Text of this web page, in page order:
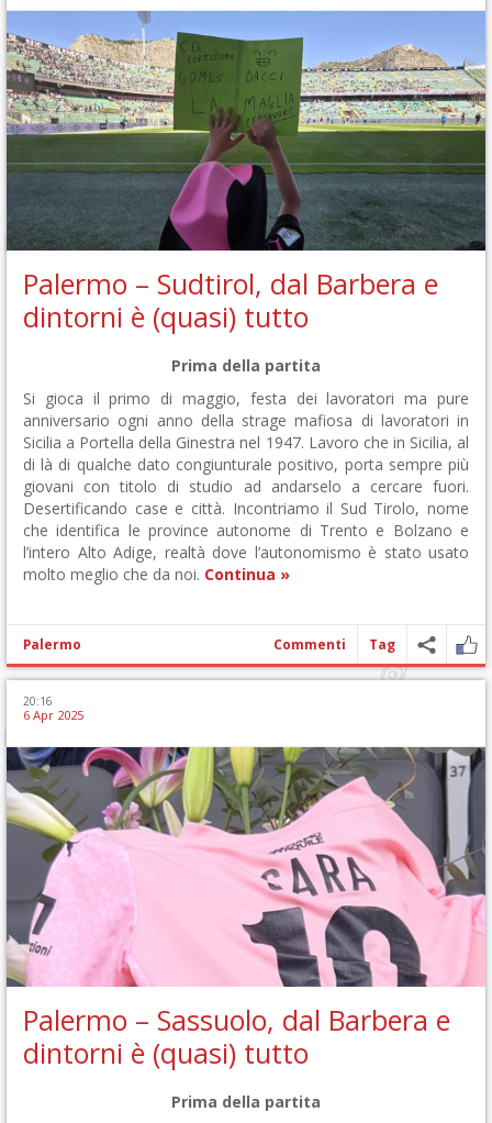
Palermo – Sudtirol, dal Barbera e
dintorni è (quasi) tutto
Prima della partita
Si gioca il primo di maggio, festa dei lavoratori ma pure
anniversario ogni anno della strage mafiosa di lavoratori in
Sicilia a Portella della Ginestra nel 1947. Lavoro che in Sicilia, al
di là di qualche dato congiunturale positivo, porta sempre più
giovani con titolo di studio ad andarselo a cercare fuori.
Desertificando case e città. Incontriamo il Sud Tirolo, nome
che identifica le province autonome di Trento e Bolzano e
l’intero Alto Adige, realtà dove l’autonomismo è stato usato
molto meglio che da noi. Continua »
Palermo Commenti Tag
20:16
6 Apr 2025
Palermo – Sassuolo, dal Barbera e
dintorni è (quasi) tutto
Prima della partita